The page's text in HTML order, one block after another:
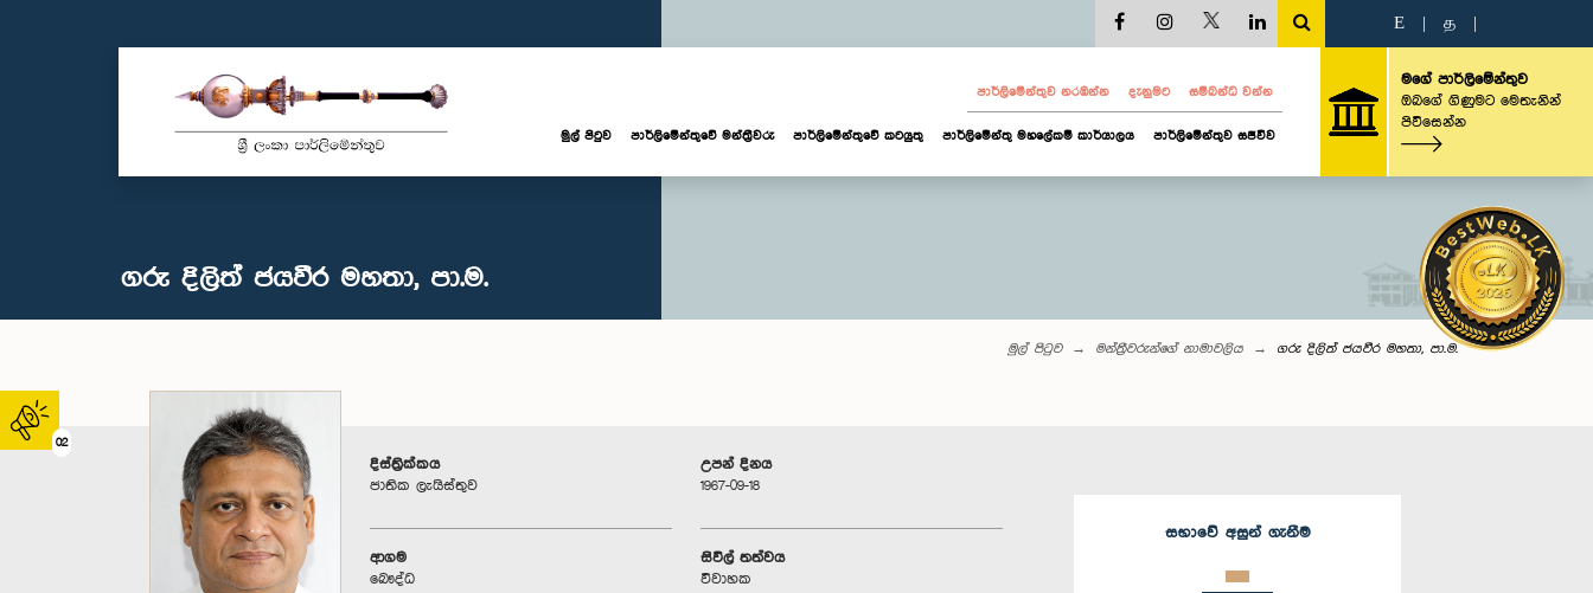
02
E த
පාර්ලි‌මේන්තුව නරඹන්න දැනුමට සම්බන්ධ වන්න
මුල් පිටුව පාර්ලි‌මේන්තුවේ මන්ත්‍රීවරු පාර්ලිමේන්තුවේ කටයුතු පාර්ලිමේන්තු මහලේකම් කාර්යාලය පාර්ලිමේන්තුව සජීවීව
මගේ පාර්ලිමේන්තුව
ඔබගේ ගිණුමට මෙතැනින්
පිවිසෙන්න
ගරු දිලිත් ජයවීර මහතා, පා.ම.
මුල් පිටුව මන්ත්‍රීවරුන්‌ගේ නාමාවලිය ගරු දිලිත් ජයවීර මහතා, පා.ම.
දිස්ත්‍රික්කය
ජාතික ලැයිස්තුව
උපන් දිනය
1967-09-18
ආගම
බෞද්ධ
සිවිල් තත්වය
විවාහක
සභාවේ අසුන් ගැනීම